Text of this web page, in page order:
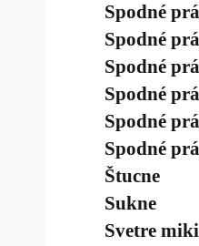
Spodné
Spodné
Spodné
Spodné
Spodné
Spodné
Štucne
Sukne
Svetre